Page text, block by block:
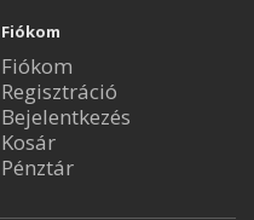
Fiókom
Fiókom
Regisztráció
Bejelentkezés
Kosár
Pénztár